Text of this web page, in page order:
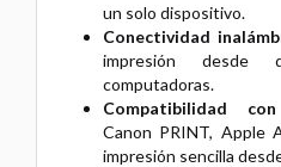
un solo dispositivo.
Conectividad
impresión desde
computadoras.
Compatibilidad
Canon PRINT, Apple
impresión sencilla